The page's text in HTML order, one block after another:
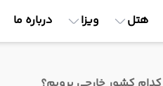
هتل ویزا درباره ما